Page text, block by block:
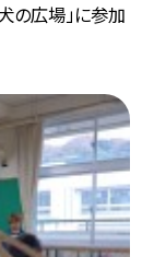
の広場」に参加